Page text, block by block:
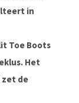
in
Toe Boots
Het
de